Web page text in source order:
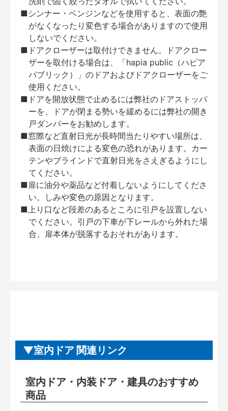
■シンナー・ベンジンなどを使用すると、表面の艶
がなくなったり変色する場合がありますので使用
しないでください。
■ドアクローザーは取付けできません。ドアクロー
ザーを取付ける場合は、「hapia public（ハピア
パブリック）」のドアおよびドアクローザーをご
使用ください。
■ドアを開放状態で止めるには弊社のドアストッパ
ーを、ドアが閉まる勢いを緩めるには弊社の開き
戸ダンパーをお勧めします。
■窓際など直射日光が長時間当たりやすい場所は、
表面の日焼けによる変色の恐れがあります。カー
テンやブラインドで直射日光をさえぎるようにし
てください。
■扉に油分や薬品など付着しないようにしてくださ
い。しみや変色の原因となります。
■上り口など段差のあるところに引戸を設置しない
でください。引戸の下車が下レールから外れた場
合、扉本体が脱落するおそれがあります。
室内ドア 関連リンク
室内ドア・内装ドア・建具のおすすめ
商品